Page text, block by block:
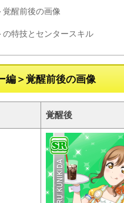
覚醒前後の画像
特技とセンタースキル
編＞覚醒前後の画像
覚醒後